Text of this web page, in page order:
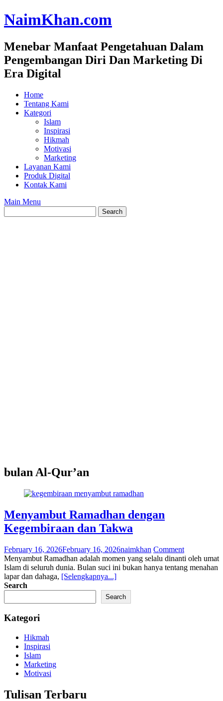
Skip
to
NaimKhan.com
Menebar Manfaat Pengetahuan Dalam
Pengembangan Diri Dan Marketing Di
Era Digital
Home
Tentang Kami
Kategori
Islam
Inspirasi
Hikmah
Motivasi
Marketing
Layanan Kami
Produk Digital
Kontak Kami
Main Menu
bulan Al-Qur’an
Menyambut Ramadhan dengan
Kegembiraan dan Takwa
February 16, 2026February 16, 2026naimkhan Comment
Menyambut Ramadhan adalah momen yang selalu dinanti oleh umat
Islam di seluruh dunia. Bulan suci ini bukan hanya tentang menahan
lapar dan dahaga, [Selengkapnya...]
Search
Search
Kategori
Hikmah
Inspirasi
Islam
Marketing
Motivasi
Tulisan Terbaru